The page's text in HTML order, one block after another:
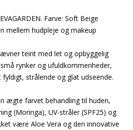
Farve: Soft Beige
mellem hudpleje og makeup
teint med let og opbyggelig
rynker og ufuldkommenheder,
strålende og glat udseende.
ægte farvet behandling til huden,
(Moringa), UV-stråler (SPF25) og
være Aloe Vera og den innovative